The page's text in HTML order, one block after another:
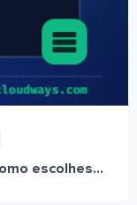
escolhes...